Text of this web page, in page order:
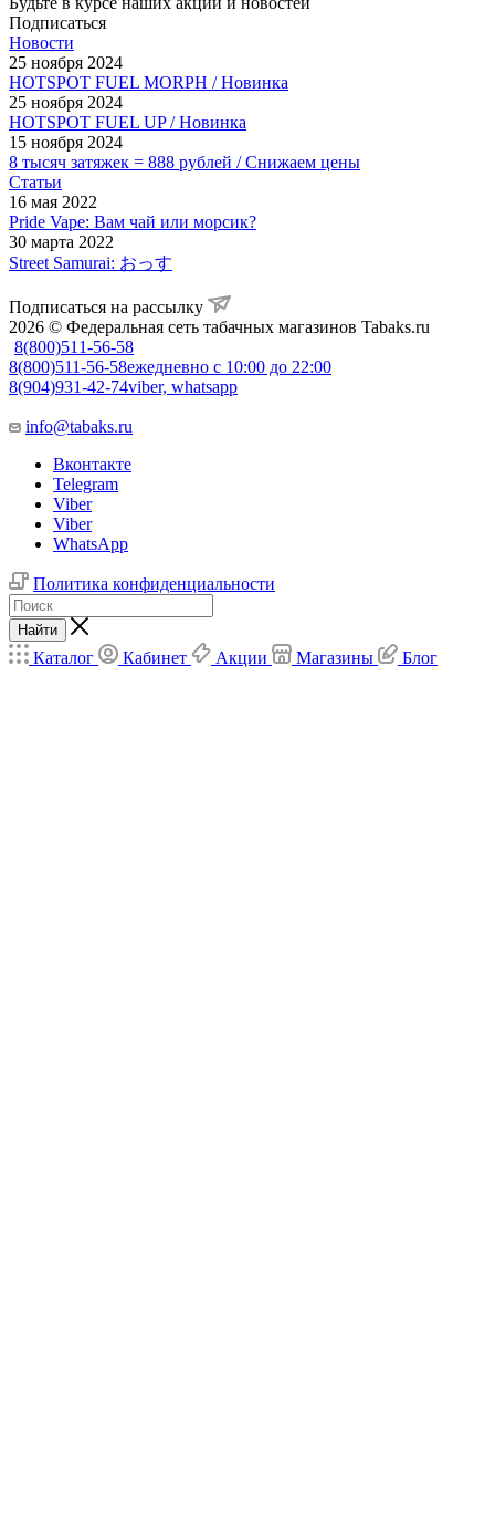
Подписаться
Новости
25 ноября 2024
HOTSPOT FUEL MORPH / Новинка
25 ноября 2024
HOTSPOT FUEL UP / Новинка
15 ноября 2024
8 тысяч затяжек = 888 рублей / Снижаем цены
Статьи
16 мая 2022
Pride Vape: Вам чай или морсик?
30 марта 2022
Street Samurai: おっす
Подписаться на рассылку
2026 © Федеральная сеть табачных магазинов Tabaks.ru
8(800)511-56-58
8(800)511-56-58ежедневно с 10:00 до 22:00
8(904)931-42-74viber, whatsapp
info@tabaks.ru
Вконтакте
Telegram
Viber
Viber
WhatsApp
Политика конфиденциальности
Найти
Каталог Кабинет Акции Магазины Блог